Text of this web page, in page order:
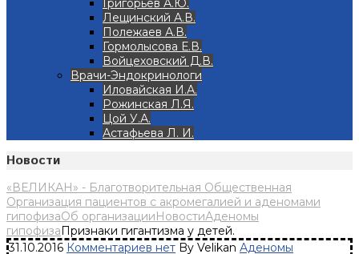
Григорьев А.Ю.
Лещинский А.В.
Полежаев А.В.
Гормолысова Е.В.
Войцеховский Д.В.
Врачи-Эндокринологи
Иловайская И.А.
Рожинская Л.Я.
Цой У.А.
Астафьева Л. И.
Новости
«ВЕЛИКАН» - Благотворительная Общественная
Организация пациентов с акромегалией и аденомами
гипофизаОб организацииНовостиАденомы
гипофизаПризнаки гигантизма у детей.
31.10.2016 Комментариев нет By Velikan Аденомы